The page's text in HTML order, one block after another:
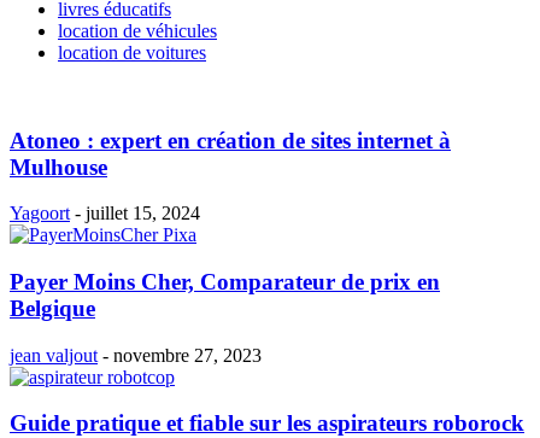
livres éducatifs
location de véhicules
location de voitures
Atoneo : expert en création de sites internet à
Mulhouse
Yagoort - juillet 15, 2024
Payer Moins Cher, Comparateur de prix en
Belgique
jean valjout - novembre 27, 2023
Guide pratique et fiable sur les aspirateurs roborock